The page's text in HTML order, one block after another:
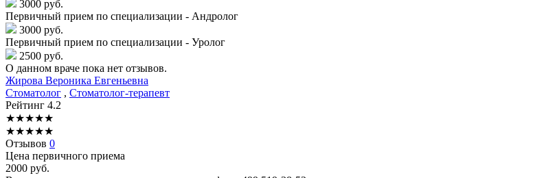
3000 руб.
Первичный прием по специализации - Андролог
3000 руб.
Первичный прием по специализации - Уролог
2500 руб.
О данном враче пока нет отзывов.
Жирова Вероника Евгеньевна
Стоматолог , Стоматолог-терапевт
Рейтинг 4.2
★★★★★
★★★★★
Отзывов 0
Цена первичного приема
2000 руб.